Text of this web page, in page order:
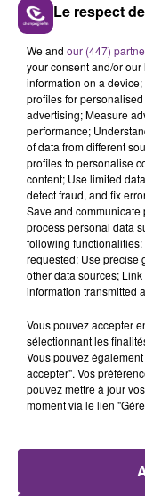
Vincent
il n'est pas
sur la Foire.
Le respect
We and our (447)
your consent and/or
information on a
profiles for
advertising; Measure
performance;
of data from different
profiles to personalise
content; Use limited
detect fraud, and fix
Save and
process personal data
following
requested; Use precise
other data sources;
information transmitted
Vous pouvez accepter
sélectionnant les
Vous pouvez
accepter". Vos
pouvez mettre à jour
moment via le lien